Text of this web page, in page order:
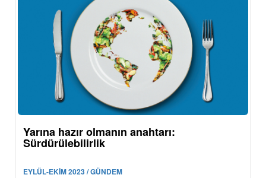
Yarına hazır olmanın anahtarı:
Sürdürülebilirlik
EYLÜL-EKİM 2023 / GÜNDEM